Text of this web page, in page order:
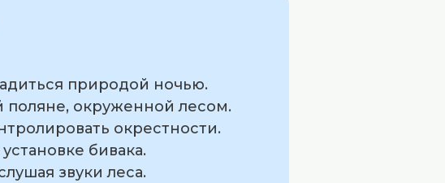
природой ночью.
поляне, окруженной лесом.
окрестности.
бивака.
звуки леса.